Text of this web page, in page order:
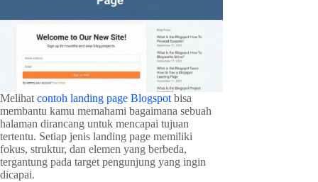
Melihatcontoh landing page Blogspotbisa
membantu kamu memahami bagaimana sebuah
halaman dirancang untuk mencapai tujuan
tertentu. Setiap jenis landing page memiliki
fokus, struktur, dan elemen yang berbeda,
tergantung pada target pengunjung yang ingin
dicapai.